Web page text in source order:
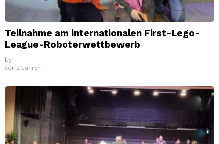
Teilnahme am internationalen First-Lego-
League-Roboterwettbewerb
by
vor 2 Jahren